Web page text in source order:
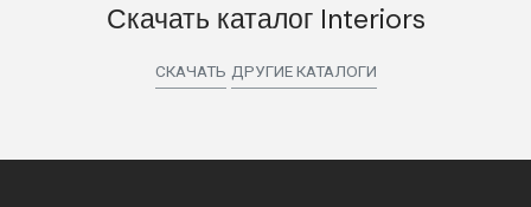
Скачать каталог Interiors
СКАЧАТЬ ДРУГИЕ КАТАЛОГИ